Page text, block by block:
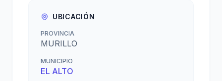
UBICACIÓN
PROVINCIA
MURILLO
MUNICIPIO
EL ALTO